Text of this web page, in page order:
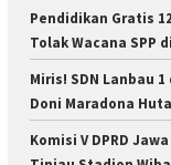
Pendidikan Gratis
Tolak Wacana SPP
Miris! SDN Lanbau
Doni Maradona
Komisi V DPRD